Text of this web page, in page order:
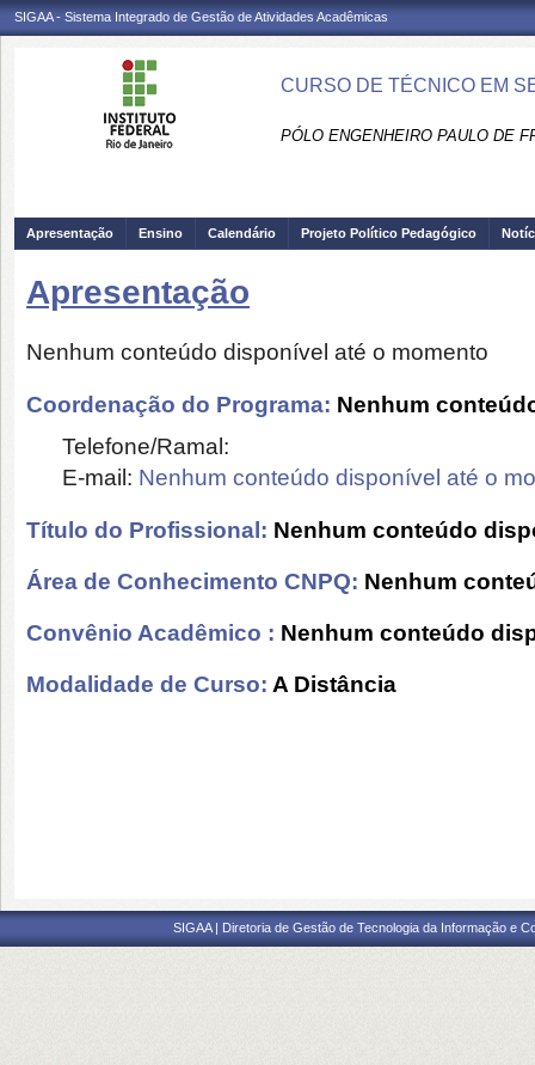
SIGAA - Sistema Integrado de Gestão de Atividades Acadêmicas
CURSO DE TÉCNICO EM
PÓLO ENGENHEIRO PAULO DE
Apresentação Ensino Calendário Projeto Político Pedagógico
Apresentação
Nenhum conteúdo disponível até o momento
Coordenação do Programa: Nenhum
Telefone/Ramal:
E-mail: Nenhum conteúdo disponível até o
Título do Profissional: Nenhum conteúdo
Área de Conhecimento CNPQ: Nenhum
Convênio Acadêmico : Nenhum conteúdo
Modalidade de Curso: A Distância
SIGAA | Diretoria de Gestão de Tecnologia da Informação e